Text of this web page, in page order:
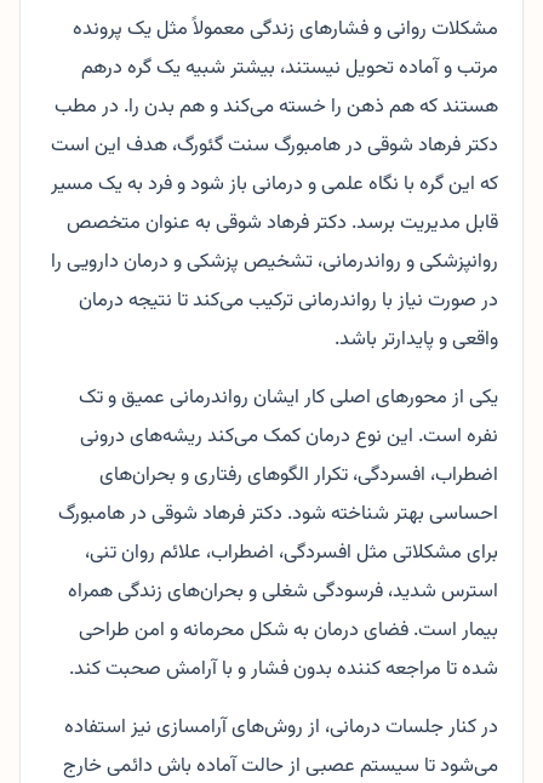
مشکلات روانی و فشارهای زندگی معمولاً مثل یک پرونده
مرتب و آماده تحویل نیستند، بیشتر شبیه یک گره درهم
هستند که هم ذهن را خسته می‌کند و هم بدن را. در مطب
دکتر فرهاد شوقی در هامبورگ سنت گئورگ، هدف این است
که این گره با نگاه علمی و درمانی باز شود و فرد به یک مسیر
قابل مدیریت برسد. دکتر فرهاد شوقی به عنوان متخصص
روانپزشکی و رواندرمانی، تشخیص پزشکی و درمان دارویی را
در صورت نیاز با رواندرمانی ترکیب می‌کند تا نتیجه درمان
واقعی و پایدارتر باشد.
یکی از محورهای اصلی کار ایشان رواندرمانی عمیق و تک
نفره است. این نوع درمان کمک می‌کند ریشه‌های درونی
اضطراب، افسردگی، تکرار الگوهای رفتاری و بحران‌های
احساسی بهتر شناخته شود. دکتر فرهاد شوقی در هامبورگ
برای مشکلاتی مثل افسردگی، اضطراب، علائم روان تنی،
استرس شدید، فرسودگی شغلی و بحران‌های زندگی همراه
بیمار است. فضای درمان به شکل محرمانه و امن طراحی
شده تا مراجعه کننده بدون فشار و با آرامش صحبت کند.
در کنار جلسات درمانی، از روش‌های آرامسازی نیز استفاده
می‌شود تا سیستم عصبی از حالت آماده باش دائمی خارج